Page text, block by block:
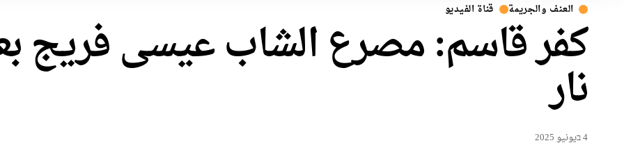
العنف والجريمة قناة الفيديو
كفر قاسم: مصرع الشاب عيسى فريج
نار
4 בيونيو 2025